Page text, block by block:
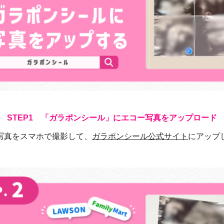
「ガラポンシール」にエコー写真をアップロード
真をスマホで撮影して、 ガラポンシール公式サイト にアップ